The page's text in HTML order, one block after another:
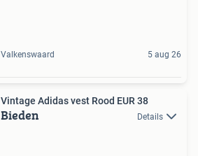
Valkenswaard 5 aug 26
Vintage Adidas vest Rood EUR 38
Bieden Details